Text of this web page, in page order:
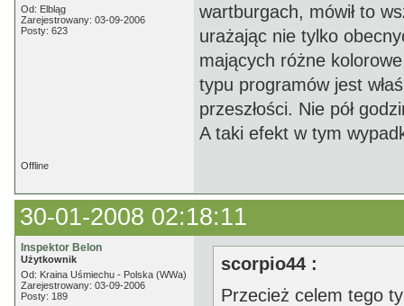
Od: Elbląg
Zarejestrowany: 03-09-2006
Posty: 623
wartburgach, mówił to
urażając nie tylko
mających różne
typu programów jest
przeszłości. Nie pół
A taki efekt w tym
Offline
30-01-2008 02:18:11
Inspektor Belon
Użytkownik
Od: Kraina Uśmiechu - Polska (WWa)
Zarejestrowany: 03-09-2006
Posty: 189
scorpio44 :
Przecież celem tego